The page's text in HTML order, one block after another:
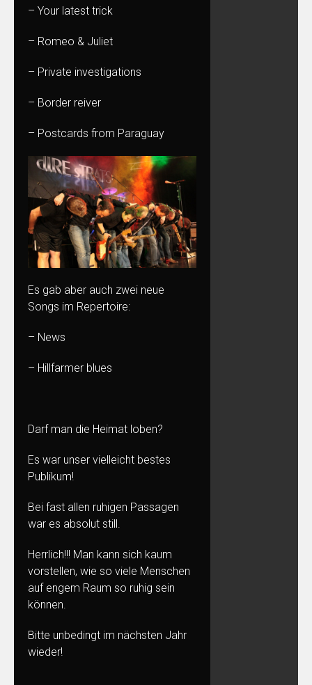
– Your latest trick
– Romeo & Juliet
– Private investigations
– Border reiver
– Postcards from Paraguay
Es gab aber auch zwei neue
Songs im Repertoire:
– News
– Hillfarmer blues
Darf man die Heimat loben?
Es war unser vielleicht bestes
Publikum!
Bei fast allen ruhigen Passagen
war es absolut still.
Herrlich!!! Man kann sich kaum
vorstellen, wie so viele Menschen
auf engem Raum so ruhig sein
können.
Bitte unbedingt im nächsten Jahr
wieder!